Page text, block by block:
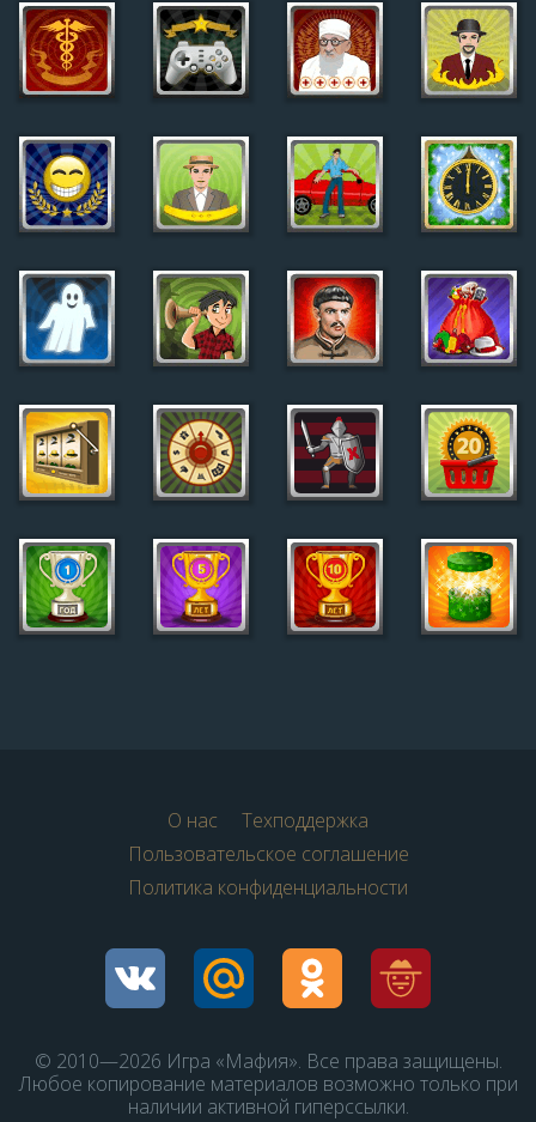
О нас
Техподдержка
Пользовательское соглашение
Политика конфиденциальности
© 2010—2026 Игра «Мафия». Все права защищены.
Любое копирование материалов возможно только при
наличии активной гиперссылки.